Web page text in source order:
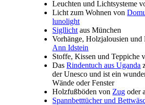
Leuchten und Lichtsysteme
Licht zum Wohnen von
lunolight
Sigllicht aus München
Vorhänge, Holzjalousien und
Ann Idstein
Stoffe, Kissen und Teppiche
DasRindentuch aus Uganda
der Unesco und ist ein
Wände oder Fenster
Holzfußböden von Zug oder
Spannbetttücher und